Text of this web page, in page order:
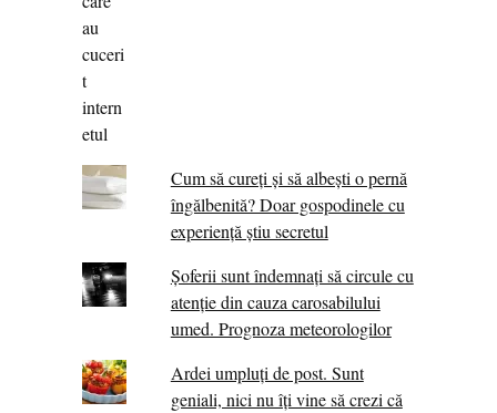
Cum să cureți și să albești o pernă
îngălbenită? Doar gospodinele cu
experiență știu secretul
Șoferii sunt îndemnați să circule cu
atenție din cauza carosabilului
umed. Prognoza meteorologilor
Ardei umpluți de post. Sunt
geniali, nici nu îți vine să crezi că